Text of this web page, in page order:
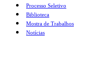
Processo Seletivo
Biblioteca
Mostra de Trabalhos
Notícias